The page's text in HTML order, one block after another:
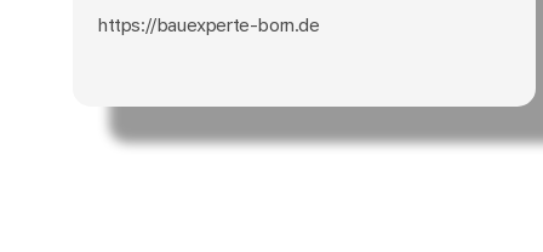
https://bauexperte-born.de